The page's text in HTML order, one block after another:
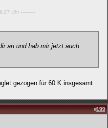
Uhr ----------
an und hab mir jetzt auch
gezogen für 60 K insgesamt
#199